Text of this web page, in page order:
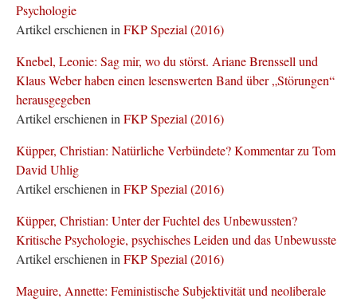
Psychologie
Artikel erschienen in FKP Spezial (2016)
Knebel, Leonie: Sag mir, wo du störst. Ariane Brenssell und
Klaus Weber haben einen lesenswerten Band über „Störungen“
herausgegeben
Artikel erschienen in FKP Spezial (2016)
Küpper, Christian: Natürliche Verbündete? Kommentar zu Tom
David Uhlig
Artikel erschienen in FKP Spezial (2016)
Küpper, Christian: Unter der Fuchtel des Unbewussten?
Kritische Psychologie, psychisches Leiden und das Unbewusste
Artikel erschienen in FKP Spezial (2016)
Maguire, Annette: Feministische Subjektivität und neoliberale